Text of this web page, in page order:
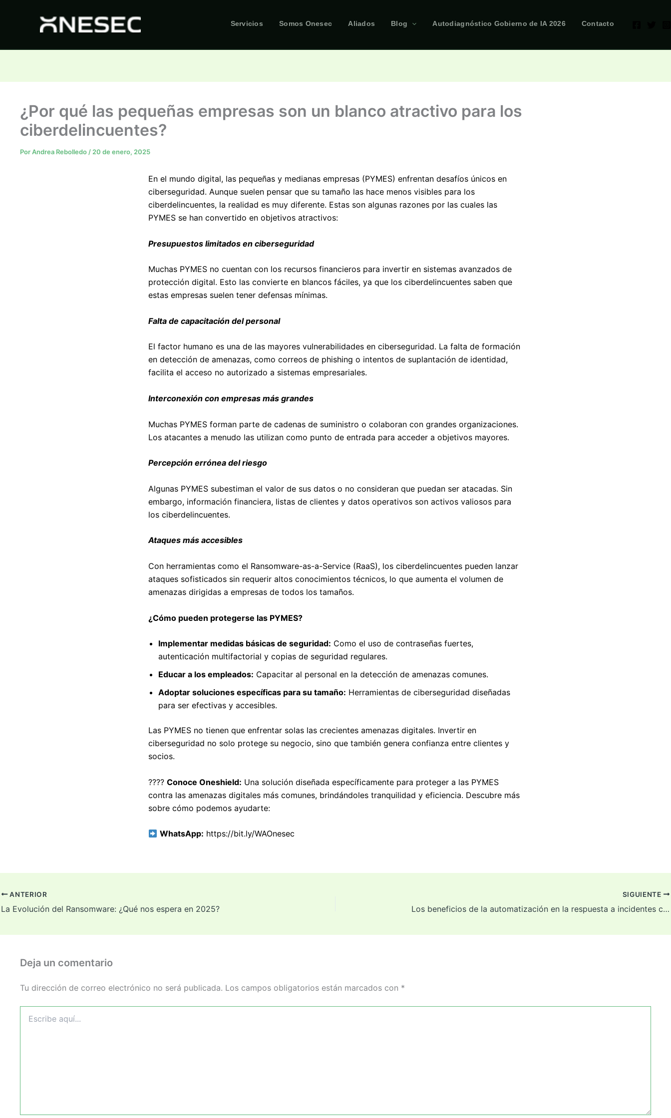
Servicios Somos Onesec Aliados Blog Autodiagnóstico Gobierno de IA 2026 Contacto
¿Por qué las pequeñas empresas son un blanco atractivo para los
ciberdelincuentes?
PorAndrea Rebolledo / 20 de enero, 2025
En el mundo digital, las pequeñas y medianas empresas (PYMES) enfrentan desafíos únicos en
ciberseguridad. Aunque suelen pensar que su tamaño las hace menos visibles para los
ciberdelincuentes, la realidad es muy diferente. Estas son algunas razones por las cuales las
PYMES se han convertido en objetivos atractivos:
Presupuestos limitados en ciberseguridad
Muchas PYMES no cuentan con los recursos financieros para invertir en sistemas avanzados de
protección digital. Esto las convierte en blancos fáciles, ya que los ciberdelincuentes saben que
estas empresas suelen tener defensas mínimas.
Falta de capacitación del personal
El factor humano es una de las mayores vulnerabilidades en ciberseguridad. La falta de formación
en detección de amenazas, como correos de phishing o intentos de suplantación de identidad,
facilita el acceso no autorizado a sistemas empresariales.
Interconexión con empresas más grandes
Muchas PYMES forman parte de cadenas de suministro o colaboran con grandes organizaciones.
Los atacantes a menudo las utilizan como punto de entrada para acceder a objetivos mayores.
Percepción errónea del riesgo
Algunas PYMES subestiman el valor de sus datos o no consideran que puedan ser atacadas. Sin
embargo, información financiera, listas de clientes y datos operativos son activos valiosos para
los ciberdelincuentes.
Ataques más accesibles
Con herramientas como el Ransomware-as-a-Service (RaaS), los ciberdelincuentes pueden lanzar
ataques sofisticados sin requerir altos conocimientos técnicos, lo que aumenta el volumen de
amenazas dirigidas a empresas de todos los tamaños.
¿Cómo pueden protegerse las PYMES?
Implementar medidas básicas de seguridad: Como el uso de contraseñas fuertes,
autenticación multifactorial y copias de seguridad regulares.
Educar a los empleados: Capacitar al personal en la detección de amenazas comunes.
Adoptar soluciones específicas para su tamaño: Herramientas de ciberseguridad diseñadas
para ser efectivas y accesibles.
Las PYMES no tienen que enfrentar solas las crecientes amenazas digitales. Invertir en
ciberseguridad no solo protege su negocio, sino que también genera confianza entre clientes y
socios.
???? Conoce Oneshield: Una solución diseñada específicamente para proteger a las PYMES
contra las amenazas digitales más comunes, brindándoles tranquilidad y eficiencia. Descubre más
sobre cómo podemos ayudarte:
WhatsApp: https://bit.ly/WAOnesec
ANTERIOR
La Evolución del Ransomware: ¿Qué nos espera en 2025?
SIGUIENTE
Los beneficios de la automatización en la respuesta a incidentes cibernéticos
Deja un comentario
Tu dirección de correo electrónico no será publicada. Los campos obligatorios están marcados con *
aquí...